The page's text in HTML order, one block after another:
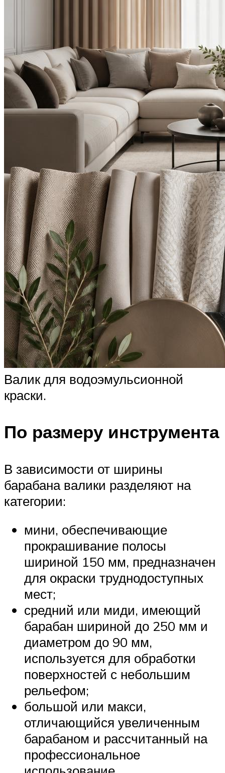
Валик для водоэмульсионной
краски.
По размеру инструмента
В зависимости от ширины
барабана валики разделяют на
категории:
мини, обеспечивающие
прокрашивание полосы
шириной 150 мм, предназначен
для окраски труднодоступных
мест;
средний или миди, имеющий
барабан шириной до 250 мм и
диаметром до 90 мм,
используется для обработки
поверхностей с небольшим
рельефом;
большой или макси,
отличающийся увеличенным
барабаном и рассчитанный на
профессиональное